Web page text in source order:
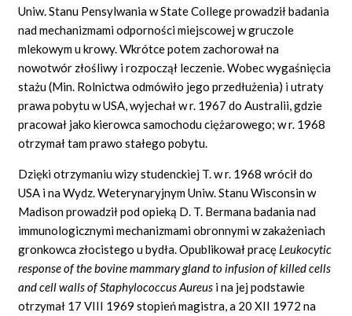
Uniw. Stanu Pensylwania w State College prowadził badania
nad mechanizmami odporności miejscowej w gruczole
mlekowym u krowy. Wkrótce potem zachorował na
nowotwór złośliwy i rozpoczął leczenie. Wobec wygaśnięcia
stażu (Min. Rolnictwa odmówiło jego przedłużenia) i utraty
prawa pobytu w USA, wyjechał w r. 1967 do Australii, gdzie
pracował jako kierowca samochodu ciężarowego; w r. 1968
otrzymał tam prawo stałego pobytu.
Dzięki otrzymaniu wizy studenckiej T. w r. 1968 wrócił do
USA i na Wydz. Weterynaryjnym Uniw. Stanu Wisconsin w
Madison prowadził pod opieką D. T. Bermana badania nad
immunologicznymi mechanizmami obronnymi w zakażeniach
gronkowca złocistego u bydła. Opublikował pracę Leukocytic
response of the bovine mammary gland to infusion of killed cells
and cell walls of Staphylococcus Aureus i na jej podstawie
otrzymał 17 VIII 1969 stopień magistra, a 20 XII 1972 na